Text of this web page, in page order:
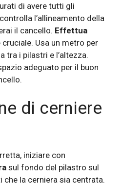
di avere tutti gli
l’allineamento della
il cancello. Effettua
cruciale. Usa un metro per
tra i pilastri e l’altezza.
adeguato per il buon
di cerniere
iniziare con
sul fondo del pilastro sul
la cerniera sia centrata.